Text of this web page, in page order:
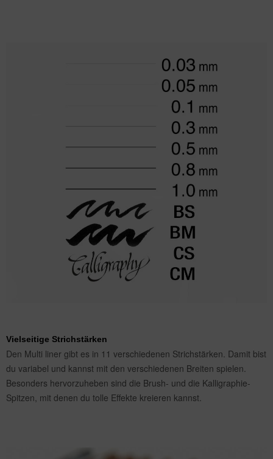
Vielseitige Strichstärken
Den Multi liner gibt es in 11 verschiedenen Strichstärken. Damit bist
du variabel und kannst mit den verschiedenen Breiten spielen.
Besonders hervorzuheben sind die Brush- und die Kalligraphie-
Spitzen, mit denen du tolle Effekte kreieren kannst.